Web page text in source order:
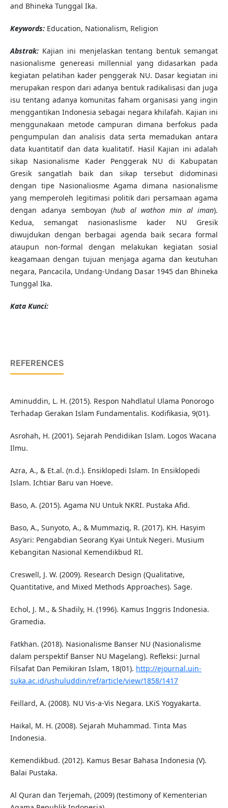
and Bhineka Tunggal Ika.
Keywords: Education, Nationalism, Religion
Abstrak: Kajian ini menjelaskan tentang bentuk semangat
nasionalisme genereasi millennial yang didasarkan pada
kegiatan pelatihan kader penggerak NU. Dasar kegiatan ini
merupakan respon dari adanya bentuk radikalisasi dan juga
isu tentang adanya komunitas faham organisasi yang ingin
menggantikan Indonesia sebagai negara khilafah. Kajian ini
menggunakaan metode campuran dimana berfokus pada
pengumpulan dan analisis data serta memadukan antara
data kuantitatif dan data kualitatif. Hasil Kajian ini adalah
sikap Nasionalisme Kader Penggerak NU di Kabupatan
Gresik sangatlah baik dan sikap tersebut didominasi
dengan tipe Nasionaliosme Agama dimana nasionalisme
yang memperoleh legitimasi politik dari persamaan agama
dengan adanya semboyan (hub al wathon min al iman).
Kedua, semangat nasionaslisme kader NU Gresik
diwujdukan dengan berbagai agenda baik secara formal
ataupun non-formal dengan melakukan kegiatan sosial
keagamaan dengan tujuan menjaga agama dan keutuhan
negara, Pancacila, Undang-Undang Dasar 1945 dan Bhineka
Tunggal Ika.
Kata Kunci:
REFERENCES
Aminuddin, L. H. (2015). Respon Nahdlatul Ulama Ponorogo
Terhadap Gerakan Islam Fundamentalis. Kodifikasia, 9(01).
Asrohah, H. (2001). Sejarah Pendidikan Islam. Logos Wacana
Ilmu.
Azra, A., & Et.al. (n.d.). Ensiklopedi Islam. In Ensiklopedi
Islam. Ichtiar Baru van Hoeve.
Baso, A. (2015). Agama NU Untuk NKRI. Pustaka Afid.
Baso, A., Sunyoto, A., & Mummaziq, R. (2017). KH. Hasyim
Asy’ari: Pengabdian Seorang Kyai Untuk Negeri. Musium
Kebangitan Nasional Kemendikbud RI.
Creswell, J. W. (2009). Research Design (Qualitative,
Quantitative, and Mixed Methods Approaches). Sage.
Echol, J. M., & Shadily, H. (1996). Kamus Inggris Indonesia.
Gramedia.
Fatkhan. (2018). Nasionalisme Banser NU (Nasionalisme
dalam perspektif Banser NU Magelang). Refleksi: Jurnal
Filsafat Dan Pemikiran Islam, 18(01). http://ejournal.uin-
suka.ac.id/ushuluddin/ref/article/view/1858/1417
Feillard, A. (2008). NU Vis-a-Vis Negara. LKiS Yogyakarta.
Haikal, M. H. (2008). Sejarah Muhammad. Tinta Mas
Indonesia.
Kemendikbud. (2012). Kamus Besar Bahasa Indonesia (V).
Balai Pustaka.
Al Quran dan Terjemah, (2009) (testimony of Kementerian